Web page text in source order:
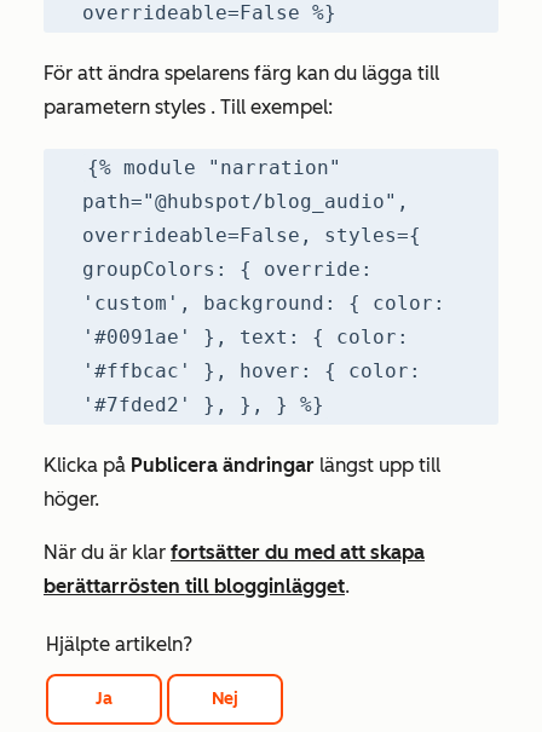
overrideable=False %}
För att ändra spelarens färg kan du lägga till
parametern styles . Till exempel:
{% module "narration"
path="@hubspot/blog_audio",
overrideable=False, styles={
groupColors: { override:
'custom', background: { color:
'#0091ae' }, text: { color:
'#ffbcac' }, hover: { color:
'#7fded2' }, }, } %}
Klicka på Publicera ändringar längst upp till
höger.
När du är klar fortsätter du med att skapa
berättarrösten till blogginlägget.
Hjälpte artikeln?
Ja Nej